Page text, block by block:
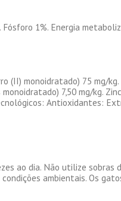
1%. Energia
(II) monoidratado) 75 mg/
7,50 mg/kg.
Antioxidantes:
ao dia. Não utilize sobras
ambientais. Os